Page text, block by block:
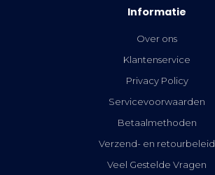
Informatie
Over ons
Klantenservice
Privacy Policy
Servicevoorwaarden
Betaalmethoden
Verzend- en retourbeleid
Veel Gestelde Vragen